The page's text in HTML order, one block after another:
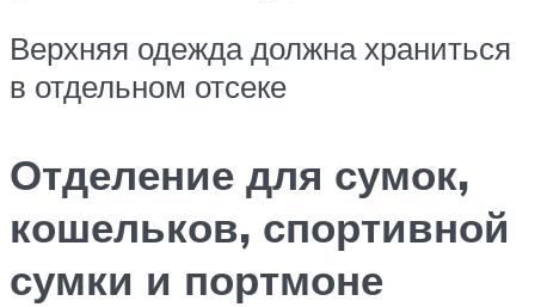
Верхняя одежда должна храниться
в отдельном отсеке
Отделение для сумок,
кошельков, спортивной
сумки и портмоне